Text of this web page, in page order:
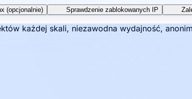
(opcjonalnie) Sprawdzenie zablokowanych IP
każdej skali, niezawodna wydajność,